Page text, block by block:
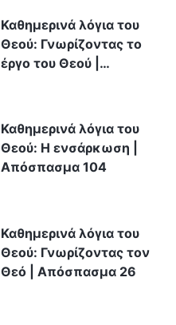
Καθημερινά λόγια του
Θεού: Γνωρίζοντας το
έργο του Θεού |
Καθημερινά λόγια του
Θεού: Η ενσάρκωση |
Απόσπασμα 104
Καθημερινά λόγια του
Θεού: Γνωρίζοντας τον
Θεό | Απόσπασμα 26